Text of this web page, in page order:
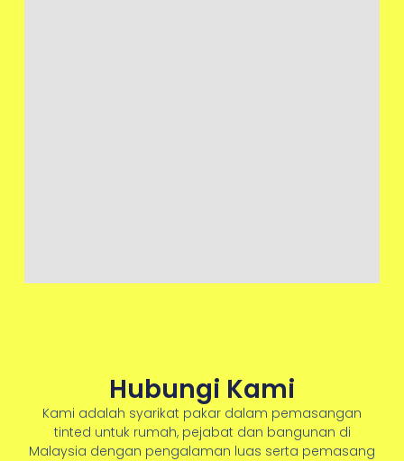
Hubungi Kami
Kami adalah syarikat pakar dalam pemasangan
tinted untuk rumah, pejabat dan bangunan di
Malaysia dengan pengalaman luas serta pemasang